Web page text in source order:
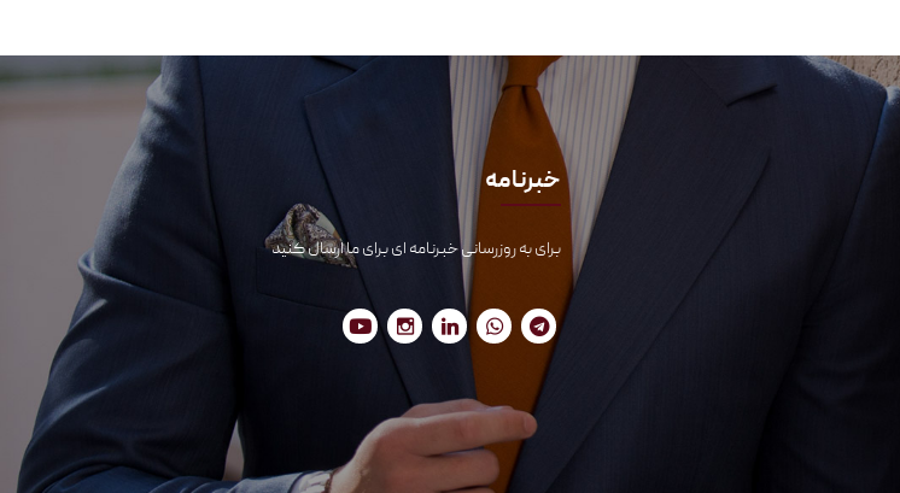
خبرنامه
برای به روزرسانی خبرنامه ای برای ما ارسال کنید